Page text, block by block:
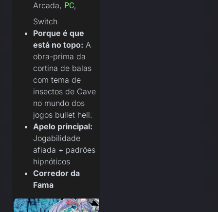
Arcada, PC,
Switch
Porque é que
está no topo: A
obra-prima da
cortina de balas
com tema de
insectos de Cave
no mundo dos
jogos bullet hell.
Apelo principal:
Jogabilidade
afiada + padrões
hipnóticos
Corredor da
Fama